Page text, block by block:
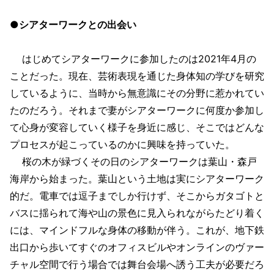
●シアターワークとの出会い
はじめてシアターワークに参加したのは2021年4月の
ことだった。現在、芸術表現を通じた身体知の学びを研究
しているように、当時から無意識にその分野に惹かれてい
たのだろう。それまで妻がシアターワークに何度か参加し
て心身が変容していく様子を身近に感じ、そこではどんな
プロセスが起こっているのかに興味を持っていた。
桜の木が緑づくその日のシアターワークは葉山・森戸
海岸から始まった。葉山という土地は実にシアターワーク
的だ。電車では逗子までしか行けず、そこからガタゴトと
バスに揺られて海や山の景色に見入られながらたどり着く
には、マインドフルな身体の移動が伴う。これが、地下鉄
出口から歩いてすぐのオフィスビルやオンラインのヴァー
チャル空間で行う場合では舞台会場へ誘う工夫が必要だろ